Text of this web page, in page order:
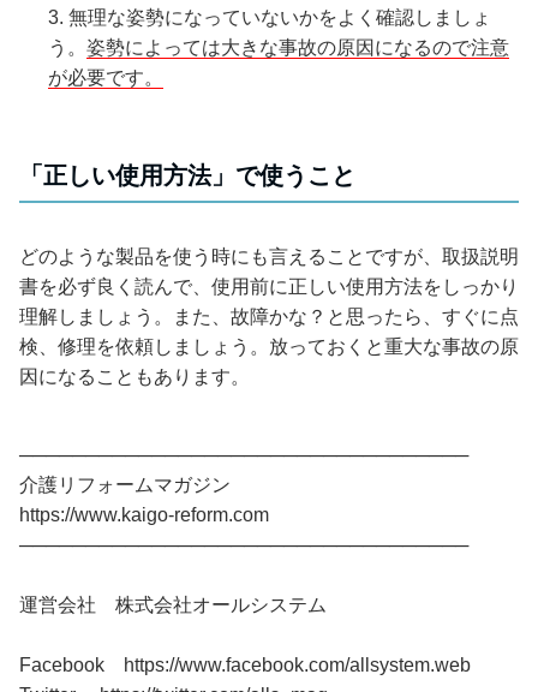
無理な姿勢になっていないかをよく確認しましょ
う。 姿勢によっては大きな事故の原因になるので注意
が必要です。
「正しい使用方法」で使うこと
どのような製品を使う時にも言えることですが、取扱説明
書を必ず良く読んで、使用前に正しい使用方法をしっかり
理解しましょう。また、故障かな？と思ったら、すぐに点
検、修理を依頼しましょう。放っておくと重大な事故の原
因になることもあります。
──────────────────────────────────
介護リフォームマガジン
https://www.kaigo-reform.com
──────────────────────────────────
運営会社 株式会社オールシステム
Facebook https://www.facebook.com/allsystem.web